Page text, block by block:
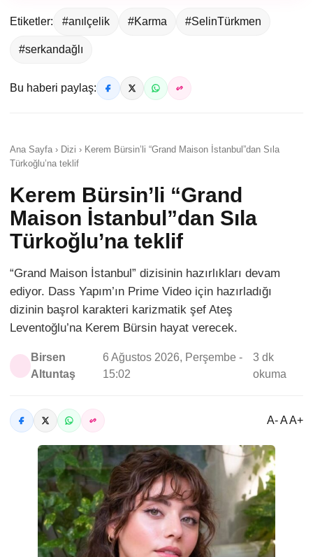
Etiketler: #anılçelik #Karma #SelinTürkmen
#serkandağlı
Bu haberi paylaş:
Ana Sayfa › Dizi › Kerem Bürsin’li “Grand Maison İstanbul”dan Sıla
Türkoğlu’na teklif
Kerem Bürsin’li “Grand
Maison İstanbul”dan Sıla
Türkoğlu’na teklif
“Grand Maison İstanbul” dizisinin hazırlıkları devam
ediyor. Dass Yapım’ın Prime Video için hazırladığı
dizinin başrol karakteri karizmatik şef Ateş
Leventoğlu’na Kerem Bürsin hayat verecek.
Birsen
Altuntaş
6 Ağustos 2026, Perşembe -
15:02
3 dk
okuma
A- A A+